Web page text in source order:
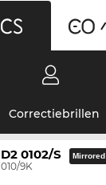
Correctiebrillen
D2 0102/S
010/9K
Mirrored